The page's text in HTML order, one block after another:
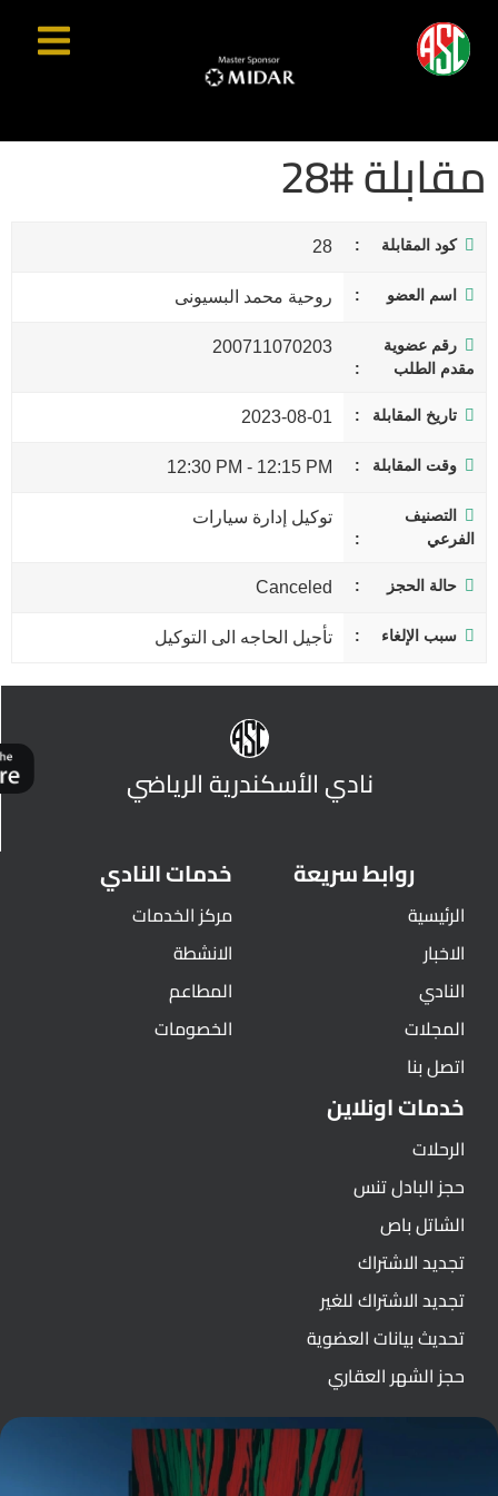
مقابلة #28
كود المقابلة 28
اسم العضو روحية محمد البسيونى
رقم عضوية
مقدم الطلب
200711070203
تاريخ المقابلة 2023-08-01
وقت المقابلة 12:15 PM
-
12:30 PM
التصنيف
الفرعي
توكيل إدارة سيارات
حالة الحجز Canceled
سبب الإلغاء تأجيل الحاجه الى التوكيل
نادي الأسكندرية الرياضي
روابط سريعة
الرئيسية
الاخبار
النادي
المجلات
اتصل بنا
خدمات النادي
مركز الخدمات
الانشطة
المطاعم
الخصومات
خدمات اونلاين
الرحلات
حجز البادل تنس
الشاتل باص
تجديد الاشتراك
تجديد الاشتراك للغير
تحديث بيانات العضوية
حجز الشهر العقاري